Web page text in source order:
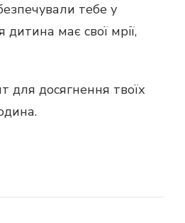
тебе у
має свої мрії,
для досягнення твоїх